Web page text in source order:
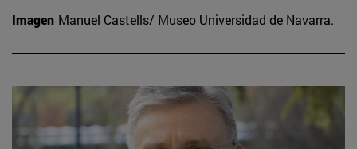
Imagen Manuel Castells/ Museo Universidad de Navarra.